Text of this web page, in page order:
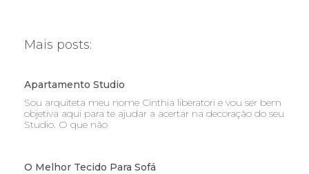
Mais posts:
Apartamento Studio
Sou arquiteta meu nome Cinthia liberatori e vou ser bem
objetiva aqui para te ajudar a acertar na decoração do seu
Studio. O que não
O Melhor Tecido Para Sofá